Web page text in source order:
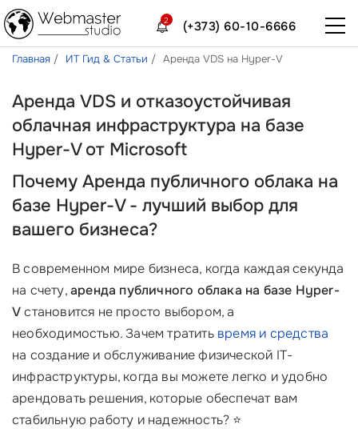
(+373) 60-10-6666
2
Главная ИТ Гид & Статьи Аренда VDS на Hyper-V
Аренда VDS и отказоустойчивая
облачная инфраструктура на базе
Hyper-V от Microsoft
Почему Аренда публичного облака на
базе Hyper-V - лучший выбор для
вашего бизнеса?
В современном мире бизнеса, когда каждая секунда
на счету,аренда публичного облака на базе Hyper-
Vстановится не просто выбором, а
необходимостью. Зачем тратить время и средства
на создание и обслуживание физической IT-
инфраструктуры, когда вы можете легко и удобно
арендовать решения, которые обеспечат вам
стабильную работу и надежность? ⭐